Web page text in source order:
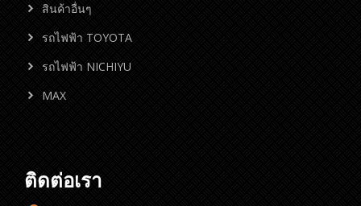
สินค้าอื่นๆ
รถไฟฟ้า TOYOTA
รถไฟฟ้า NICHIYU
MAX
ติดต่อเรา